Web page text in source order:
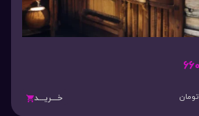
تومان خـــریـــد